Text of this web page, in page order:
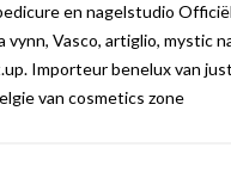
en nagelstudio
vynn, Vasco, artiglio, mystic
Importeur benelux van
van cosmetics zone